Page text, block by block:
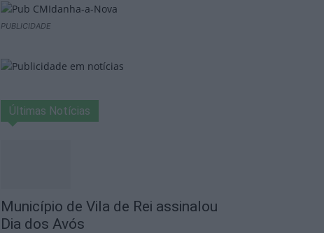
PUBLICIDADE
Últimas Notícias
Município de Vila de Rei assinalou
Dia dos Avós